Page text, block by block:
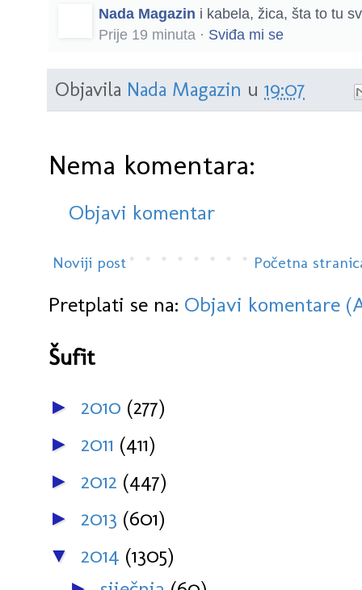
Nada Magazin i kabela, žica, šta to tu
Prije 19 minuta · Sviđa mi se
Objavila Nada Magazin u 19:07
Nema komentara:
Objavi komentar
Noviji post Početna
Pretplati se na: Objavi komentare
Šufit
► 2010 (277)
► 2011 (411)
► 2012 (447)
► 2013 (601)
▼ 2014 (1305)